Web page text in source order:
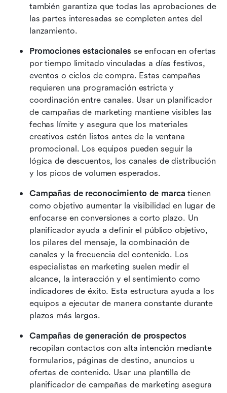
también garantiza que todas las aprobaciones de
las partes interesadas se completen antes del
lanzamiento.
Promociones estacionales se enfocan en ofertas
por tiempo limitado vinculadas a días festivos,
eventos o ciclos de compra. Estas campañas
requieren una programación estricta y
coordinación entre canales. Usar un planificador
de campañas de marketing mantiene visibles las
fechas límite y asegura que los materiales
creativos estén listos antes de la ventana
promocional. Los equipos pueden seguir la
lógica de descuentos, los canales de distribución
y los picos de volumen esperados.
Campañas de reconocimiento de marca tienen
como objetivo aumentar la visibilidad en lugar de
enfocarse en conversiones a corto plazo. Un
planificador ayuda a definir el público objetivo,
los pilares del mensaje, la combinación de
canales y la frecuencia del contenido. Los
especialistas en marketing suelen medir el
alcance, la interacción y el sentimiento como
indicadores de éxito. Esta estructura ayuda a los
equipos a ejecutar de manera constante durante
plazos más largos.
Campañas de generación de prospectos
recopilan contactos con alta intención mediante
formularios, páginas de destino, anuncios u
ofertas de contenido. Usar una plantilla de
planificador de campañas de marketing asegura